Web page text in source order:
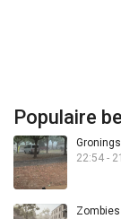
Populaire
22:54 -